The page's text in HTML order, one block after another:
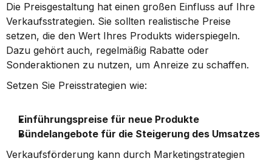
Die Preisgestaltung hat einen großen Einfluss auf Ihre
Verkaufsstrategien. Sie sollten realistische Preise
setzen, die den Wert Ihres Produkts widerspiegeln.
Dazu gehört auch, regelmäßig Rabatte oder
Sonderaktionen zu nutzen, um Anreize zu schaffen.
Setzen Sie Preisstrategien wie:
Einführungspreise für neue Produkte
Bündelangebote für die Steigerung des Umsatzes
Verkaufsförderung kann durch Marketingstrategien